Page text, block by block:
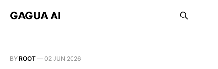
GAGUA AI
BY ROOT — 02 JUN 2026